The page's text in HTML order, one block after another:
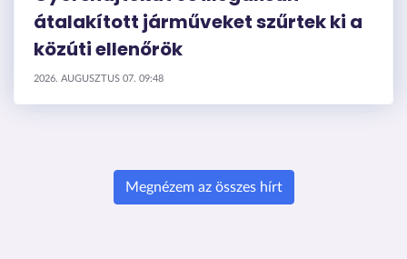
átalakított járműveket szűrtek ki a
közúti ellenőrök
2026. AUGUSZTUS 07. 09:48
Megnézem az összes hírt